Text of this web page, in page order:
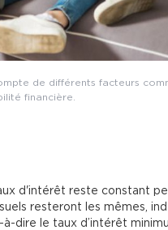
de différents facteurs
financière.
d'intérêt reste constant
resteront les mêmes,
dire le taux d’intérêt